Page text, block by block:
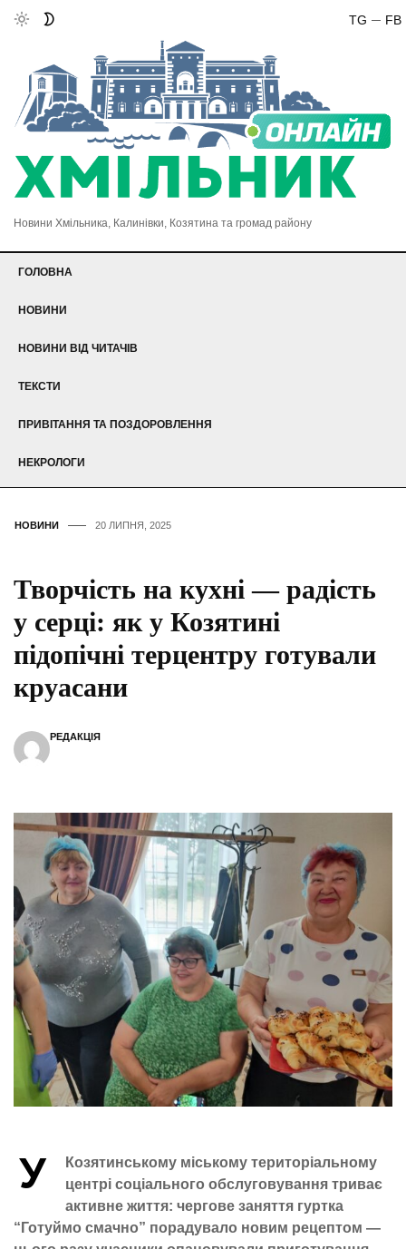
FB
TG
Новини Хмільника, Калинівки, Козятина та громад району
ГОЛОВНА
НОВИНИ
НОВИНИ ВІД ЧИТАЧІВ
ТЕКСТИ
ПРИВІТАННЯ ТА ПОЗДОРОВЛЕННЯ
НЕКРОЛОГИ
НОВИНИ 20 ЛИПНЯ, 2025
Творчість на кухні — радість
у серці: як у Козятині
підопічні терцентру готували
круасани
РЕДАКЦІЯ
У
Козятинському міському територіальному
центрі соціального обслуговування триває
активне життя: чергове заняття гуртка
“Готуймо смачно” порадувало новим рецептом —